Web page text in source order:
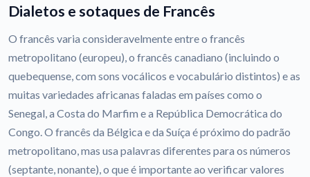
Dialetos e sotaques de Francês
O francês varia consideravelmente entre o francês
metropolitano (europeu), o francês canadiano (incluindo o
quebequense, com sons vocálicos e vocabulário distintos) e as
muitas variedades africanas faladas em países como o
Senegal, a Costa do Marfim e a República Democrática do
Congo. O francês da Bélgica e da Suíça é próximo do padrão
metropolitano, mas usa palavras diferentes para os números
(septante, nonante), o que é importante ao verificar valores